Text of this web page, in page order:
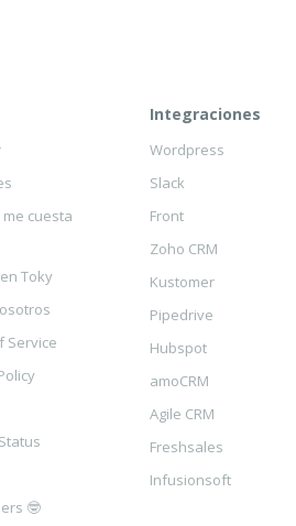
me cuesta
Toky
Service
🤓
Integraciones
Wordpress
Slack
Front
Zoho CRM
Kustomer
Pipedrive
Hubspot
amoCRM
Agile CRM
Freshsales
Infusionsoft